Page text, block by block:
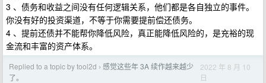
3 、债务和收益之间没有任何逻辑关系，他们都是各自独立的事件。
你没有好的投资渠道，不等于你需要提前偿还债务。
4 、提前还债并不能帮你降低风险，真正能降低风险的，是充裕的现
金流和丰富的资产体系。
Replied to a topic by tool2d › 感觉这些年 3A 续作越来越少
了。
2022 年 8 月 10
日